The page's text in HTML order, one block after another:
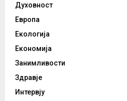
Духовност
Европа
Екологија
Економија
Занимливости
Здравје
Интервју